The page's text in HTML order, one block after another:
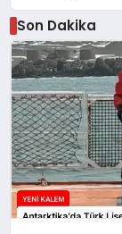
Son Dakika